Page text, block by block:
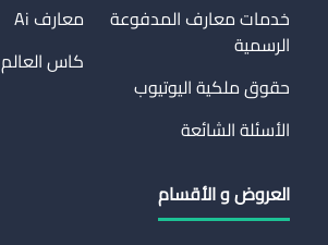
خدمات معارف المدفوعة
الرسمية
حقوق ملكية اليوتيوب
الأسئلة الشائعة
معارف Ai
كاس العالم
العروض و الأقسام